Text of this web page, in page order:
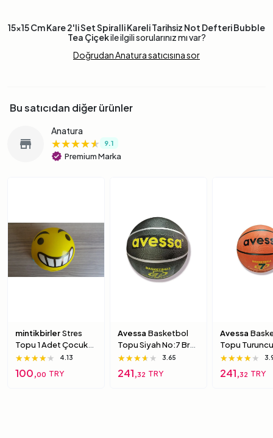
15x15 Cm Kare 2'li Set Spiralli Kareli Tarihsiz Not Defteri Bubble
Tea Çiçekile ilgili sorularınız mı var?
Doğrudan Anatura satıcısına sor
Bu satıcıdan diğer ürünler
store
Anatura
★★★★★
★★★★★
★★★★★ 9.1
verified Premium Marka
mintikbirlerStres
Topu 1 Adet Çocuk
Için Yumuşak
Süngerimsi Içi Dolu
Top 6 Numara
★★★★★
★★★★★
★★★★★ 4.13
100,00 TRY
Avessa Basketbol
Topu Siyah No:7 Brc-
7 7 Numara
★★★★★
★★★★★
★★★★★ 3.65
241,32 TRY
Avessa
Topu
Brc-7 5
★★★★★
★★★★★
★★★★★
241,32 TRY